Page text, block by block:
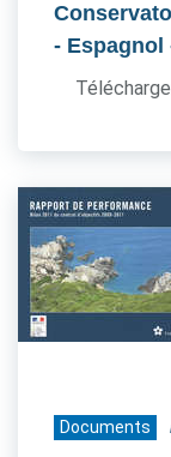
- Espagnol
Documents